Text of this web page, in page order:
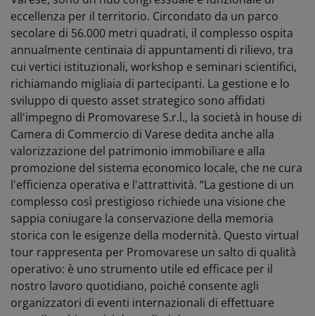
eccellenza per il territorio. Circondato da un parco
secolare di 56.000 metri quadrati, il complesso ospita
annualmente centinaia di appuntamenti di rilievo, tra
cui vertici istituzionali, workshop e seminari scientifici,
richiamando migliaia di partecipanti. La gestione e lo
sviluppo di questo asset strategico sono affidati
all'impegno di Promovarese S.r.l., la società in house di
Camera di Commercio di Varese dedita anche alla
valorizzazione del patrimonio immobiliare e alla
promozione del sistema economico locale, che ne cura
l'efficienza operativa e l'attrattività. “La gestione di un
complesso così prestigioso richiede una visione che
sappia coniugare la conservazione della memoria
storica con le esigenze della modernità. Questo virtual
tour rappresenta per Promovarese un salto di qualità
operativo: è uno strumento utile ed efficace per il
nostro lavoro quotidiano, poiché consente agli
organizzatori di eventi internazionali di effettuare